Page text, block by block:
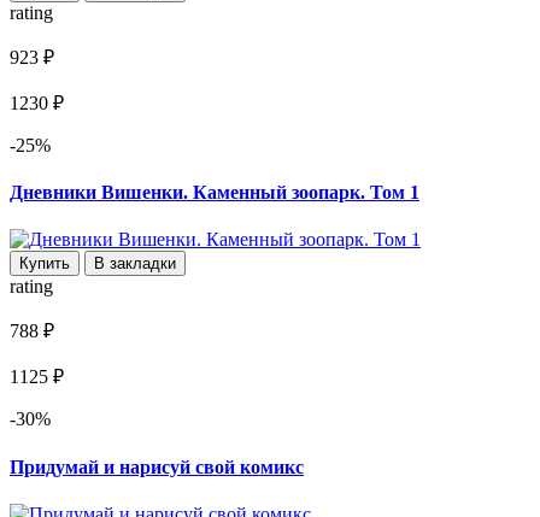
rating
923 ₽
1230 ₽
-25%
Дневники Вишенки. Каменный зоопарк. Том 1
Купить В закладки
rating
788 ₽
1125 ₽
-30%
Придумай и нарисуй свой комикс